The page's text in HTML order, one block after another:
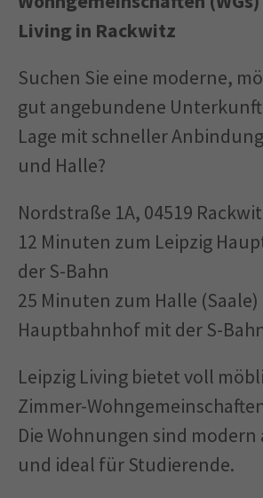
Living in Rackwitz
Suchen Sie eine moderne,
gut angebundene
Lage mit schneller
und Halle?
Nordstraße 1A, 04519
12 Minuten zum Leipzig
der S-Bahn
25 Minuten zum Halle (Saale)
Hauptbahnhof mit der S-
Leipzig Living bietet voll
Zimmer-
Die Wohnungen sind
und ideal für Studierende.